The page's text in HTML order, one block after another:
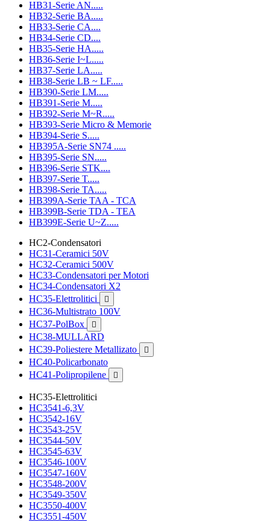
HB31-Serie AN.....
HB32-Serie BA.....
HB33-Serie CA....
HB34-Serie CD....
HB35-Serie HA.....
HB36-Serie I~L.....
HB37-Serie LA.....
HB38-Serie LB ~ LF.....
HB390-Serie LM.....
HB391-Serie M.....
HB392-Serie M~R.....
HB393-Serie Micro & Memorie
HB394-Serie S.....
HB395A-Serie SN74 .....
HB395-Serie SN.....
HB396-Serie STK....
HB397-Serie T.....
HB398-Serie TA.....
HB399A-Serie TAA - TCA
HB399B-Serie TDA - TEA
HB399E-Serie U~Z.....
HC2-Condensatori
HC31-Ceramici 50V
HC32-Ceramici 500V
HC33-Condensatori per Motori
HC34-Condensatori X2
HC35-Elettrolitici

HC36-Multistrato 100V
HC37-PolBox

HC38-MULLARD
HC39-Poliestere Metallizato

HC40-Policarbonato
HC41-Polipropilene

HC35-Elettrolitici
HC3541-6,3V
HC3542-16V
HC3543-25V
HC3544-50V
HC3545-63V
HC3546-100V
HC3547-160V
HC3548-200V
HC3549-350V
HC3550-400V
HC3551-450V